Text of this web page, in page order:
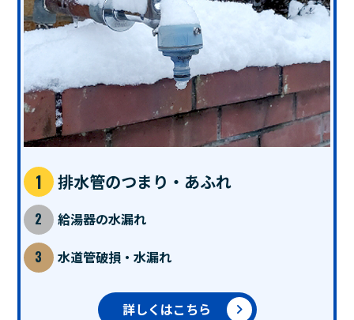
排水管のつまり・あふれ
給湯器の水漏れ
水道管破損・水漏れ
詳しくはこちら